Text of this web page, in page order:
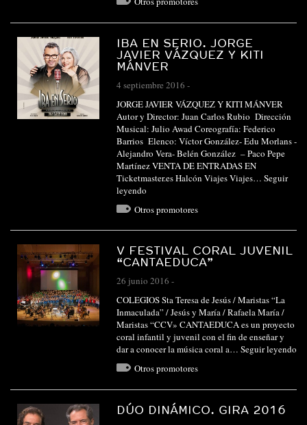
IBA EN SERIO. JORGE
JAVIER VÁZQUEZ Y KITI
MÁNVER
4 septiembre 2016 -
JORGE JAVIER VÁZQUEZ Y KITI MÁNVER
Autor y Director: Juan Carlos Rubio Dirección
Musical: Julio Awad Coreografía: Federico
Barrios Elenco: Víctor González- Edu Morlans -
Alejandro Vera- Belén González – Paco Pepe
Martínez VENTA DE ENTRADAS EN
Ticketmaster.es Halcón Viajes Viajes… Seguir
leyendo
Otros promotores
V FESTIVAL CORAL JUVENIL
“CANTAEDUCA”
26 junio 2016 -
COLEGIOS Sta Teresa de Jesús / Maristas “La
Inmaculada” / Jesús y María / Rafaela María /
Maristas “CCV» CANTAEDUCA es un proyecto
coral infantil y juvenil con el fin de enseñar y
dar a conocer la música coral a… Seguir leyendo
Otros promotores
DÚO DINÁMICO. GIRA 2016